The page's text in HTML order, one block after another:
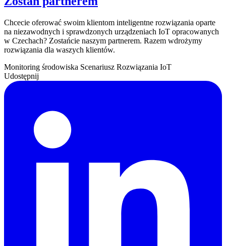
Chcecie oferować swoim klientom inteligentne rozwiązania oparte
na niezawodnych i sprawdzonych urządzeniach IoT opracowanych
w Czechach? Zostańcie naszym partnerem. Razem wdrożymy
rozwiązania dla waszych klientów.
Monitoring środowiska Scenariusz Rozwiązania IoT
Udostępnij